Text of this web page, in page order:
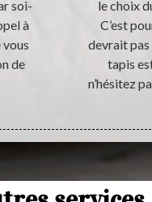
soi-
à
de
le choix
C’est
devrait pas
tapis
n’hésitez